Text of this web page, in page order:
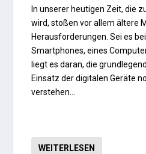
In unserer heutigen Zeit, die
wird, stoßen vor allem ältere
Herausforderungen. Sei es
Smartphones, eines
liegt es daran, die
Einsatz der digitalen Geräte
verstehen…
WEITERLESEN